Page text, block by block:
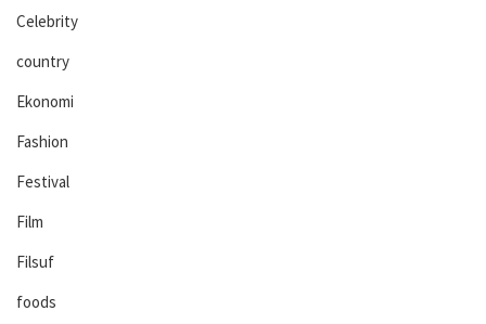
Celebrity
country
Ekonomi
Fashion
Festival
Film
Filsuf
foods